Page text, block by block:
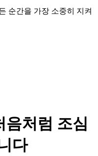
순간을 가장 소중히 지켜
음처럼 조심
다